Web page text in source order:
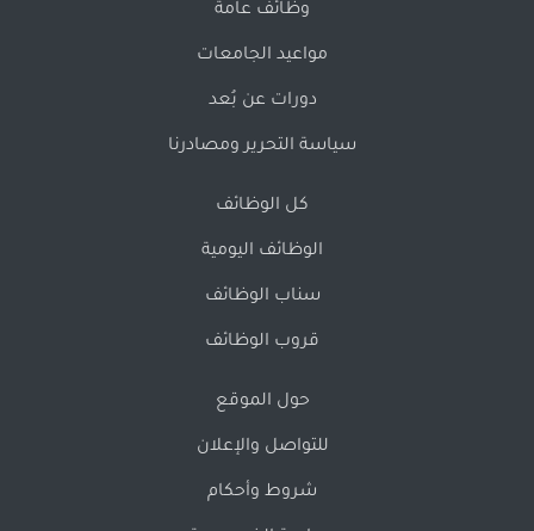
وظائف عامة
مواعيد الجامعات
دورات عن بُعد
سياسة التحرير ومصادرنا
كل الوظائف
الوظائف اليومية
سناب الوظائف
قروب الوظائف
حول الموقع
للتواصل والإعلان
شروط وأحكام